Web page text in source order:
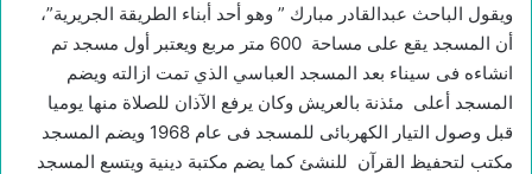
ويقول الباحث عبدالقادر مبارك ” وهو أحد أبناء الطريقة الجريرية”،
أن المسجد يقع على مساحة 600 متر مربع ويعتبر أول مسجد تم
انشاءه فى سيناء بعد المسجد العباسي الذي تمت ازالته ويضم
المسجد أعلى مئذنة بالعريش وكان يرفع الآذان للصلاة منها يوميا
قبل وصول التيار الكهربائى للمسجد فى عام 1968 ويضم المسجد
مكتب لتحفيظ القرآن للنشئ كما يضم مكتبة دينية ويتسع المسجد